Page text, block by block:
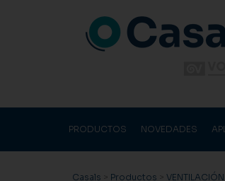
PRODUCTOS NOVEDADES
Casals > Productos >